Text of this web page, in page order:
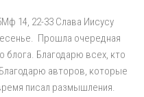
14, 22-33 Слава Иисусу
Прошла очередная
блога. Благодарю всех, кто
авторов, которые
писал размышления.